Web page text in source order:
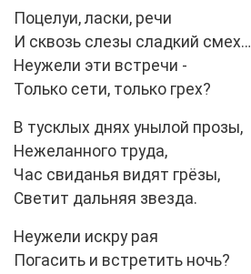
Поцелуи, ласки, речи
И сквозь слезы сладкий смех…
Неужели эти встречи -
Только сети, только грех?
В тусклых днях унылой прозы,
Нежеланного труда,
Час свиданья видят грёзы,
Светит дальняя звезда.
Неужели искру рая
Погасить и встретить ночь?